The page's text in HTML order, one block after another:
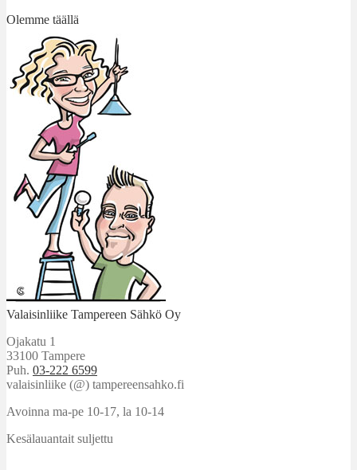
Olemme täällä
Valaisinliike Tampereen Sähkö Oy
Ojakatu 1
33100 Tampere
Puh. 03-222 6599
valaisinliike (@) tampereensahko.fi
Avoinna ma-pe 10-17, la 10-14
Kesälauantait suljettu